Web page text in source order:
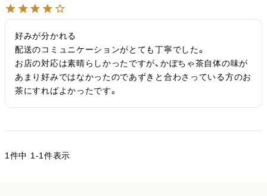
好みが分かれる
配送のコミュニケーションがとても丁寧でした。
お店の対応は素晴らしかったですが、かぼちゃ茶自体の味が
あまり好みではなかったのであずきと合わさっている方のお
茶にすればよかったです。
1件中 1-1件表示